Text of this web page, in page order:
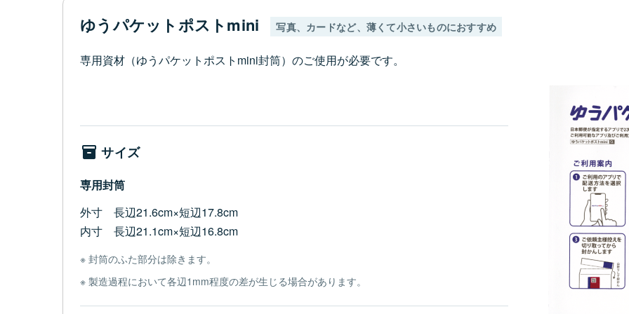
ゆうパケットポストmini 写真、カードなど、薄くて小さいものにおすすめ
専用資材（ゆうパケットポストmini封筒）のご使用が必要です。
サイズ
専用封筒
外寸 長辺21.6cm×短辺17.8cm
内寸 長辺21.1cm×短辺16.8cm
封筒のふた部分は除きます。
製造過程において各辺1mm程度の差が生じる場合があります。